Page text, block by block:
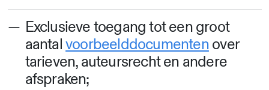
Exclusieve toegang tot een groot
aantalvoorbeelddocumentenover
tarieven, auteursrecht en andere
afspraken;